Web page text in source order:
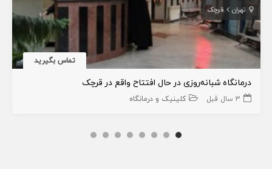
تهران قرچک
تماس بگیرید
درمانگاه شبانه‌روزی در حال افتتاح واقع در قرچک
3 سال قبل کلینیک و درمانگاه